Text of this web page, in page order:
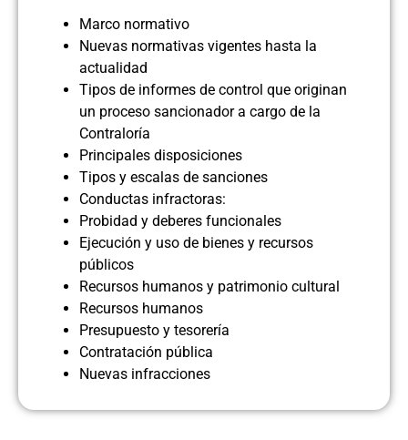
Marco normativo
Nuevas normativas vigentes hasta la
actualidad
Tipos de informes de control que originan
un proceso sancionador a cargo de la
Contraloría
Principales disposiciones
Tipos y escalas de sanciones
Conductas infractoras:
Probidad y deberes funcionales
Ejecución y uso de bienes y recursos
públicos
Recursos humanos y patrimonio cultural
Recursos humanos
Presupuesto y tesorería
Contratación pública
Nuevas infracciones